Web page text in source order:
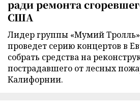
ради ремонта
США
Лидер группы «Мумий
проведет серию концертов в
собрать средства на
пострадавшего от лесных
Калифорнии.